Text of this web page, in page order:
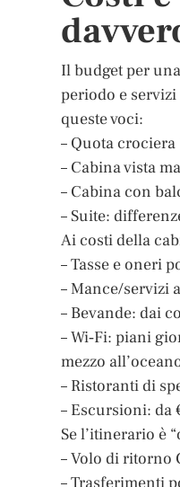
Il budget per
periodo e
queste voci:
– Quota
– Cabina vista
– Cabina con
– Suite:
Ai costi della
– Tasse e oneri
– Mance/servizi
– Bevande: dai
– Wi‑Fi: piani
mezzo
– Ristoranti di
– Escursioni: da
Se l’itinerario è
– Volo di ritorno
– Trasferimenti